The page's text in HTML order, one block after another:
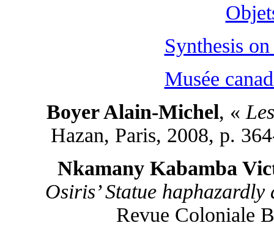
Synthesis
Musée
Boyer Alain-Michel, «
Hazan, Paris, 2008, p.
Nkamany Kabamba
Osiris’ Statue
Revue Coloniale